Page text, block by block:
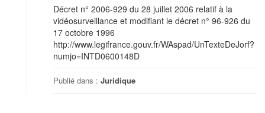
Décret n° 2006-929 du 28 juillet 2006 relatif à la
vidéosurveillance et modifiant le décret n° 96-926 du
17 octobre 1996
http://www.legifrance.gouv.fr/WAspad/UnTexteDeJorf?
numjo=INTD0600148D
Publié dans : Juridique